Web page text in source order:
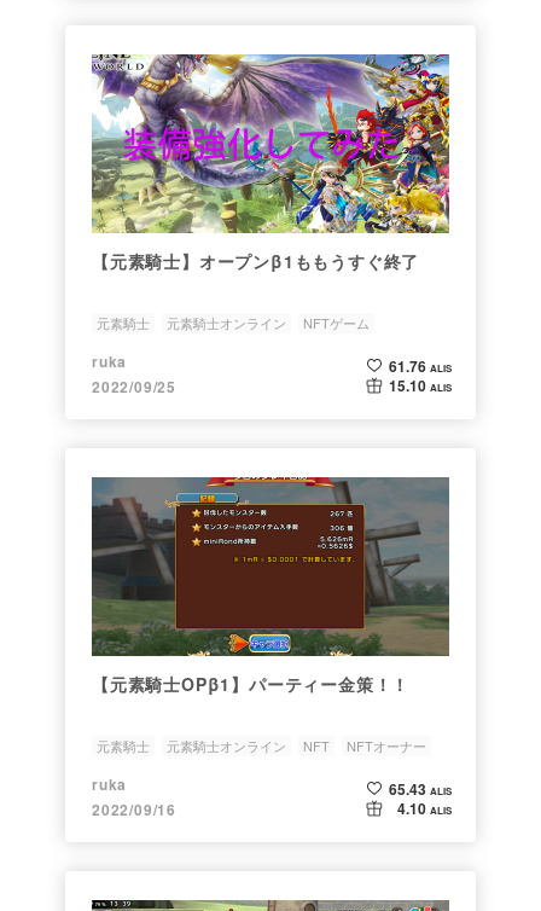
【元素騎士】オープンβ1ももうすぐ終了
元素騎士 元素騎士オンライン
NFTゲーム
NFTオーナー
ruka
2022/09/25
61.76 ALIS
15.10 ALIS
【元素騎士OPβ1】パーティー金策！！
元素騎士 元素騎士オンライン NFT
NFTオーナー
オープンβ版
ruka
2022/09/16
65.43 ALIS
4.10 ALIS